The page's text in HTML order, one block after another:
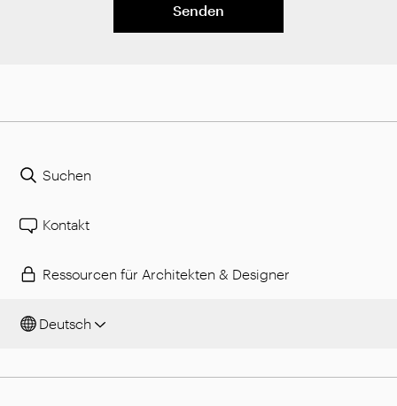
Senden
Suchen
Kontakt
Ressourcen für Architekten & Designer
Deutsch